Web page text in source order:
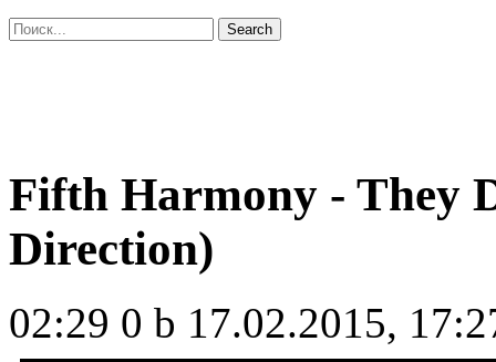
Fifth Harmony - They
Direction)
02:29 0 b 17.02.2015,